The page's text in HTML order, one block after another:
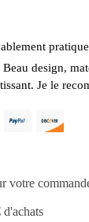
design,
Je le
votre